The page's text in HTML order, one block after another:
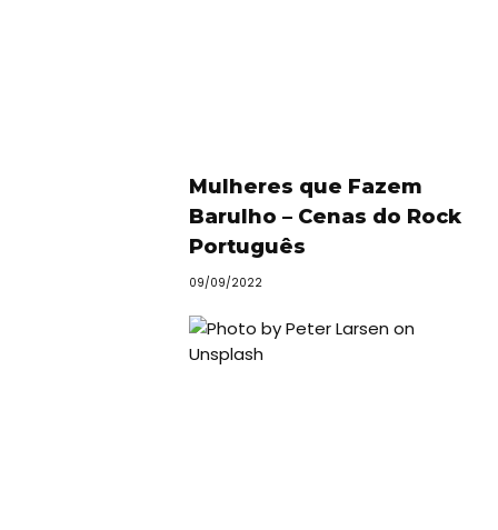
Sun7
–
Quem
somos
Falem
connosco!
Mulheres que Fazem
Barulho – Cenas do Rock
Português
09/09/2022